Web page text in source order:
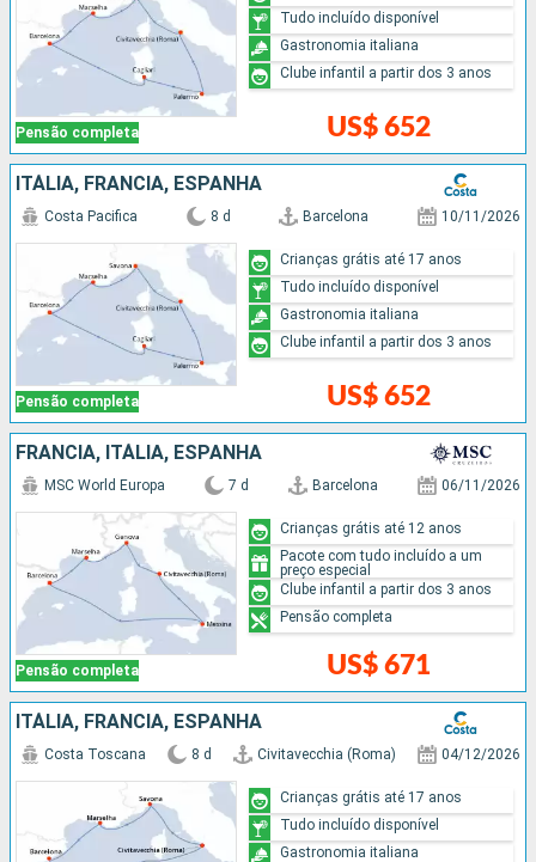
Pensão completa US$ 652
Tudo incluído disponível
Gastronomia italiana
Clube infantil a partir dos 3 anos
ITÁLIA, FRANCIA, ESPANHA
Pensão completa
Costa Pacifica 8 d Barcelona 10/11/2026
US$ 652
Crianças grátis até 17 anos
Tudo incluído disponível
Gastronomia italiana
Clube infantil a partir dos 3 anos
FRANCIA, ITÁLIA, ESPANHA
Pensão completa
MSC World Europa 7 d Barcelona 06/11/2026
US$ 671
Crianças grátis até 12 anos
Pacote com tudo incluído a um
preço especial
Clube infantil a partir dos 3 anos
Pensão completa
ITÁLIA, FRANCIA, ESPANHA
Costa Toscana 8 d Civitavecchia (Roma) 04/12/2026
Crianças grátis até 17 anos
Tudo incluído disponível
Gastronomia italiana